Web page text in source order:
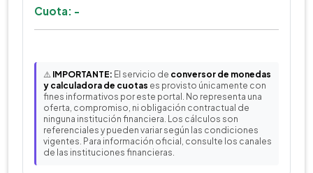
Cuota: -
⚠️ IMPORTANTE: El servicio de conversor de monedas
y calculadora de cuotas es provisto únicamente con
fines informativos por este portal. No representa una
oferta, compromiso, ni obligación contractual de
ninguna institución financiera. Los cálculos son
referenciales y pueden variar según las condiciones
vigentes. Para información oficial, consulte los canales
de las instituciones financieras.